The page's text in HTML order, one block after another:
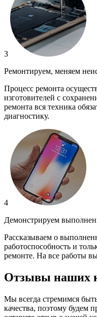
3
Ремонтируем, меняем
Процесс ремонта
изготовителей с
ремонта вся техника
диагностику.
4
Демонстрируем
Рассказываем о
работоспособность и
ремонте. На все работы
Отзывы наших
Мы всегда стремимся
качества, поэтому будем